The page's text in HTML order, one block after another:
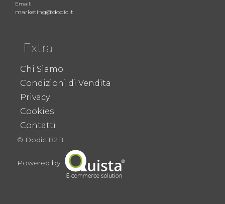
Email:
marketing@dodic.it
Extra
Chi Siamo
Condizioni di Vendita
Privacy
Cookies
Contatti
© Dodic B2B
Powered by